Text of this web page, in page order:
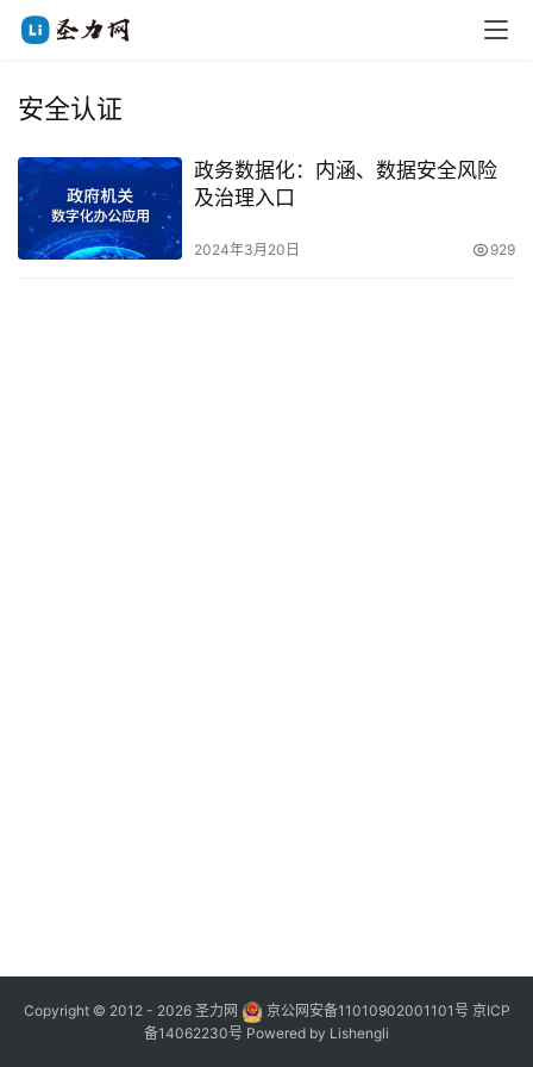
安全认证
政务数据化：内涵、数据安全风险
及治理入口
2024年3月20日 929
Copyright © 2012 - 2026 圣力网 京公网安备11010902001101号 京ICP
备14062230号 Powered by Lishengli